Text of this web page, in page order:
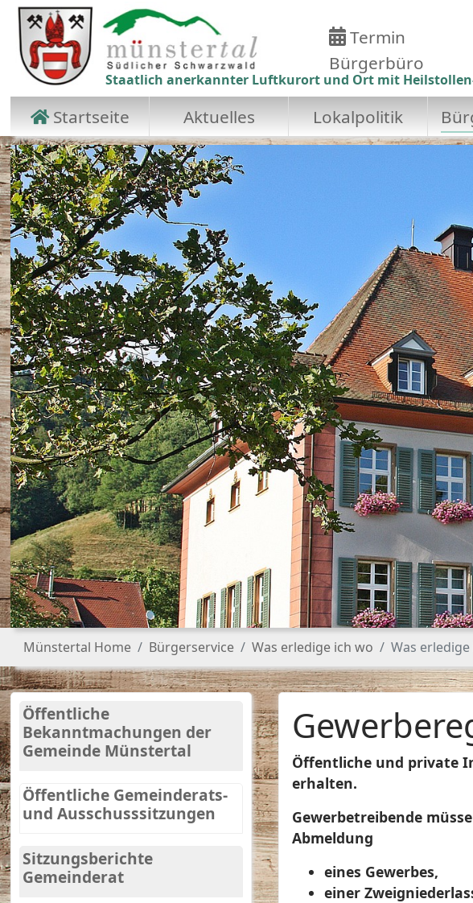
Zum Hauptinhalt springen
Staatlich anerkannter Luftkurort und Ort mit
Termin
Bürgerbüro
Startseite Aktuelles Lokalpolitik
Sie sind hier:
Münstertal Home Bürgerservice Was erledige ich wo Was
Öffentliche und private
erhalten.
Gewerbetreibende
Abmeldung
eines Gewerbes,
einer
Öffentliche
Bekanntmachungen der
Gemeinde Münstertal
Öffentliche Gemeinderats-
und Ausschusssitzungen
Sitzungsberichte
Gemeinderat